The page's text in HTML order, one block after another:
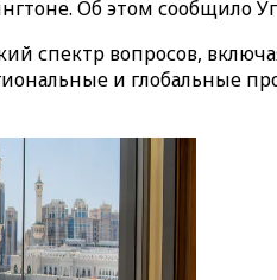
Об этом
спектр вопросов,
и глобальные